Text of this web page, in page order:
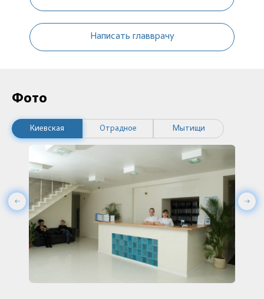
Написать главврачу
Фото
Киевская Отрадное Мытищи